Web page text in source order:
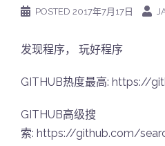
POSTED 2017年7月17日
发现程序， 玩好程序
GITHUB热度最高: https://
GITHUB高级搜
索: https://github.com/